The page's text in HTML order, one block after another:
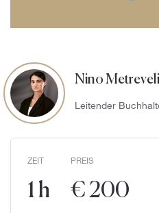
Nino Metreveli
Leitender
ZEIT
1 h
PREIS
€ 200